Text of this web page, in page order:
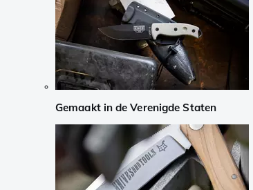
Gemaakt in de Verenigde Staten